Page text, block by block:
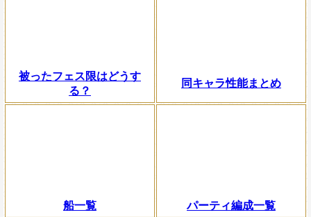
被ったフェス限はどうす
る？
同キャラ性能まとめ
船一覧 パーティ編成一覧